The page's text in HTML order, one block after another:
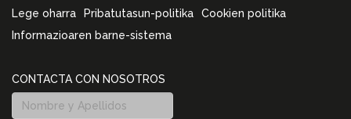
Lege oharra Pribatutasun-politika
Cookien politika
Informazioaren barne-sistema
CONTACTA CON NOSOTROS